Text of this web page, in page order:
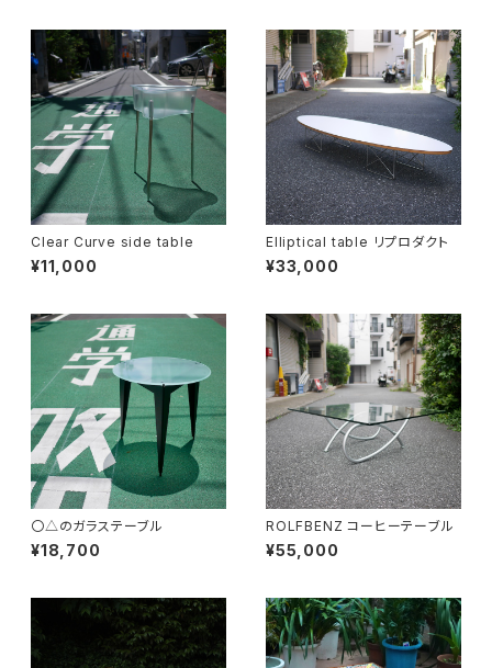
Clear Curve side table
¥11,000
Elliptical table リプロダクト
¥33,000
〇△のガラステーブル
¥18,700
ROLFBENZ コーヒーテーブル
¥55,000